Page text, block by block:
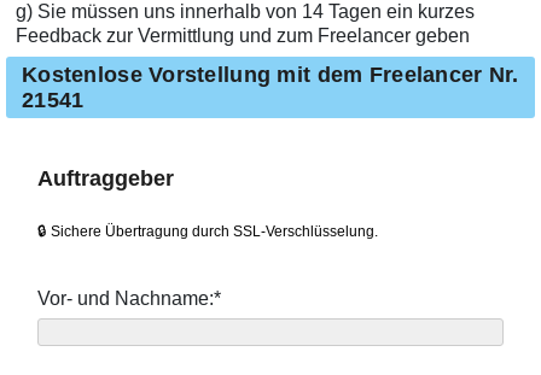
g) Sie müssen uns innerhalb von 14 Tagen ein kurzes
Feedback zur Vermittlung und zum Freelancer geben
Kostenlose Vorstellung mit dem Freelancer Nr.
21541
Auftraggeber
🔒 Sichere Übertragung durch SSL-Verschlüsselung.
Vor- und Nachname:*